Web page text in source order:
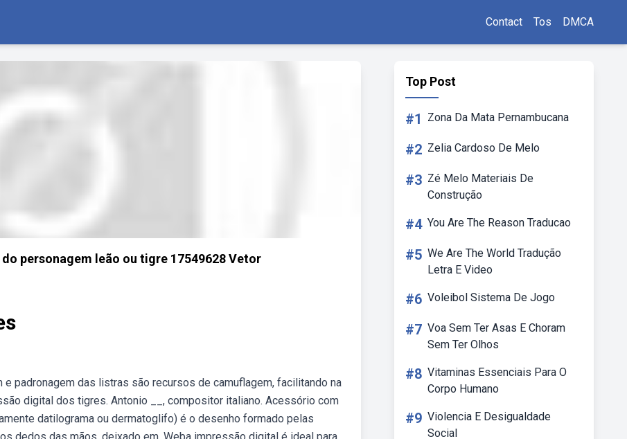
Contact Tos DMCA
personagem leão ou tigre 17549628 Vetor
padronagem das listras são recursos de camuflagem, facilitando na
digital dos tigres. Antonio __, compositor italiano. Acessório com
datilograma ou dermatoglifo) é o desenho formado pelas
Top Post
#1 Zona Da Mata Pernambucana
#2 Zelia Cardoso De Melo
#3 Zé Melo Materiais De
Construção
#4 You Are The Reason Traducao
#5 We Are The World Tradução
Letra E Video
#6 Voleibol Sistema De Jogo
#7 Voa Sem Ter Asas E Choram
Sem Ter Olhos
#8 Vitaminas Essenciais Para O
Corpo Humano
#9 Violencia E Desigualdade
Social